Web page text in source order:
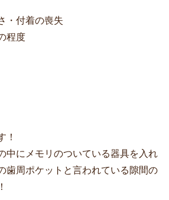
・付着の喪失
程度
！
中にメモリのついている器具を入れ
歯周ポケットと言われている隙間の